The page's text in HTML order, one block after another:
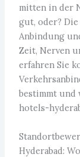
mitten in der
gut, oder?
Anbindung
Zeit, Nerven
erfahren Sie
bestimmt und
hotels-
Hyderabad: